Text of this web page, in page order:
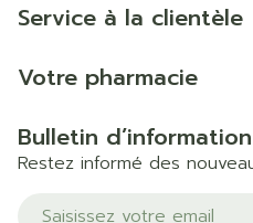
Service à la clientèle
Votre pharmacie
Bulletin d’information
Restez informé des
Adresse mail